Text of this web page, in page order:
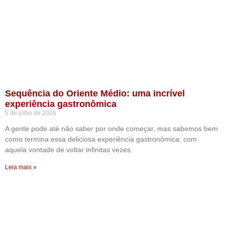
Sequência do Oriente Médio: uma incrível
experiência gastronômica
5 de julho de 2026
A gente pode até não saber por onde começar, mas sabemos bem
como termina essa deliciosa experiência gastronômica: com
aquela vontade de voltar infinitas vezes.
Leia mais »